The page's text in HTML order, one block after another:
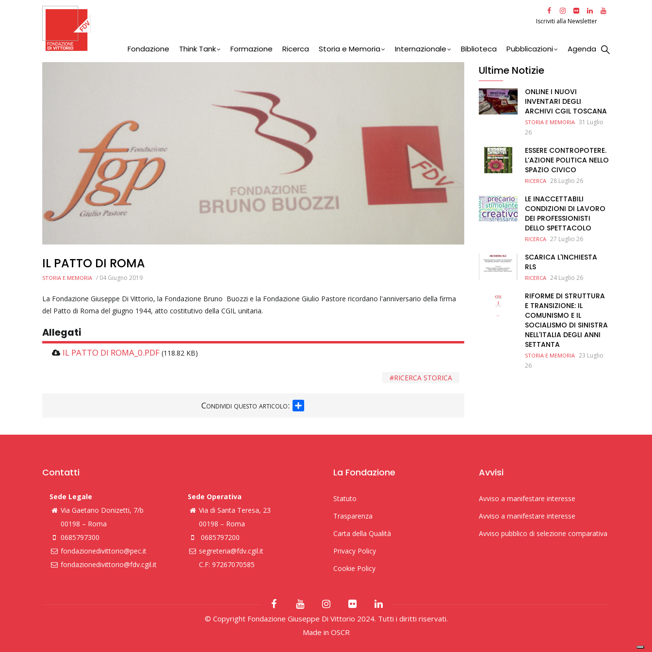
Iscriviti alla Newsletter
Main
Navigation
Fondazione Think Tank Formazione Ricerca Storia e Memoria Internazionale Biblioteca Pubblicazioni Agenda
IL PATTO DI ROMA
STORIA E MEMORIA / 04 Giugno 2019
La Fondazione Giuseppe Di Vittorio, la Fondazione Bruno Buozzi e la Fondazione Giulio Pastore ricordano l'anniversario della firma
del Patto di Roma del giugno 1944, atto costitutivo della CGIL unitaria.
Allegati
IL PATTO DI ROMA_0.PDF (118.82 KB)
RICERCA STORICA
Condividi questo articolo:
Ultime Notizie
ONLINE I NUOVI
INVENTARI DEGLI
ARCHIVI CGIL TOSCANA
STORIA E MEMORIA 31 Luglio
26
ESSERE CONTROPOTERE.
L’AZIONE POLITICA NELLO
SPAZIO CIVICO
RICERCA 28 Luglio 26
LE INACCETTABILI
CONDIZIONI DI LAVORO
DEI PROFESSIONISTI
DELLO SPETTACOLO
RICERCA 27 Luglio 26
SCARICA L'INCHIESTA
RLS
RICERCA 24 Luglio 26
RIFORME DI STRUTTURA
E TRANSIZIONE: IL
COMUNISMO E IL
SOCIALISMO DI SINISTRA
NELL'ITALIA DEGLI ANNI
SETTANTA
STORIA E MEMORIA 23 Luglio
26
Contatti
Sede Legale
Via Gaetano Donizetti, 7/b
00198 – Roma
0685797300
fondazionedivittorio@pec.it
fondazionedivittorio@fdv.cgil.it
Sede Operativa
Via di Santa Teresa, 23
00198 – Roma
0685797200
segreteria@fdv.cgil.it
C.F: 97267070585
La Fondazione
Statuto
Trasparenza
Carta della Qualità
Privacy Policy
Cookie Policy
Avvisi
Avviso a manifestare interesse
Avviso a manifestare interesse
Avviso pubblico di selezione comparativa
© Copyright Fondazione Giuseppe Di Vittorio 2024. Tutti i diritti riservati.
Made in OSCR